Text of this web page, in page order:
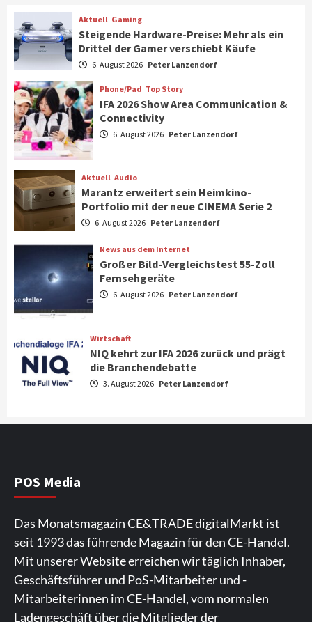
6
7
Smart Living Top Story
Verbraucher setzen immer mehr auf
1
Aktuell Gaming
Steigende Hardware-Preise: Mehr als ein
Drittel der Gamer verschiebt Käufe
2
Phone/Pad Top Story
IFA 2026 Show Area Communication &
Aktuell Audio
Marantz erweitert sein Heimkino-
Portfolio mit der neue CINEMA Serie 2
News aus dem Internet
Großer Bild-Vergleichstest 55-Zoll
Fernsehgeräte
5
6
CHERRY baut Vertriebsteam in
strategisch wichtigen Märkten aus
Smart Living Top Story
Verbraucher setzen immer mehr auf
Aktuell Gaming
Steigende Hardware-Preise: Mehr als ein
Drittel der Gamer verschiebt Käufe
6. August 2026 Peter Lanzendorf
Phone/Pad Top Story
IFA 2026 Show Area Communication &
Connectivity
6. August 2026 Peter Lanzendorf
Aktuell Audio
Marantz erweitert sein Heimkino-
Portfolio mit der neue CINEMA Serie 2
6. August 2026 Peter Lanzendorf
News aus dem Internet
Großer Bild-Vergleichstest 55-Zoll
Fernsehgeräte
6. August 2026 Peter Lanzendorf
Wirtschaft
NIQ kehrt zur IFA 2026 zurück und prägt
die Branchendebatte
3. August 2026 Peter Lanzendorf
POS Media
Das Monatsmagazin CE&TRADE digitalMarkt ist
seit 1993 das führende Magazin für den CE-Handel.
Mit unserer Website erreichen wir täglich Inhaber,
Geschäftsführer und PoS-Mitarbeiter und -
Mitarbeiterinnen im CE-Handel, vom normalen
Ladengeschäft über die Mitglieder der